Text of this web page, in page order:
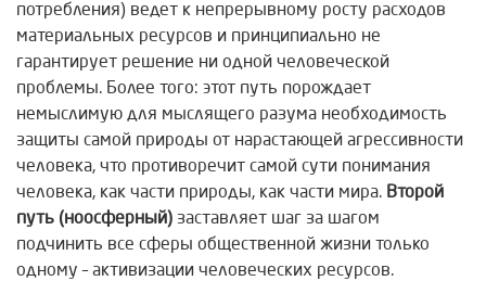
потребления) ведет к непрерывному росту расходов
материальных ресурсов и принципиально не
гарантирует решение ни одной человеческой
проблемы. Более того: этот путь порождает
немыслимую для мыслящего разума необходимость
защиты самой природы от нарастающей агрессивности
человека, что противоречит самой сути понимания
человека, как части природы, как части мира. Второй
путь (ноосферный) заставляет шаг за шагом
подчинить все сферы общественной жизни только
одному – активизации человеческих ресурсов.